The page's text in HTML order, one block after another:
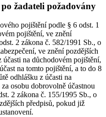
žadateli požadovány
pojištění podle § 6 odst. 1
pojištění, ve znění
2 zákona č. 582/1991 Sb., o
ve znění pozdějších
na důchodovém pojištění,
na tomto pojištění, a to do 8
odhlášku z účasti na
osobu dobrovolně účastnou
2 zákona č. 155/1995 Sb., o
předpisů, pokud již